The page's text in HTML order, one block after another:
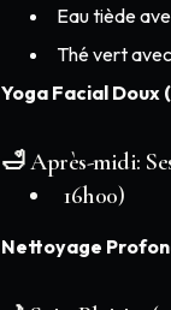
Eau tiède
Thé vert
Yoga Facial Doux
🛁 Après-midi:
16h00)
Nettoyage